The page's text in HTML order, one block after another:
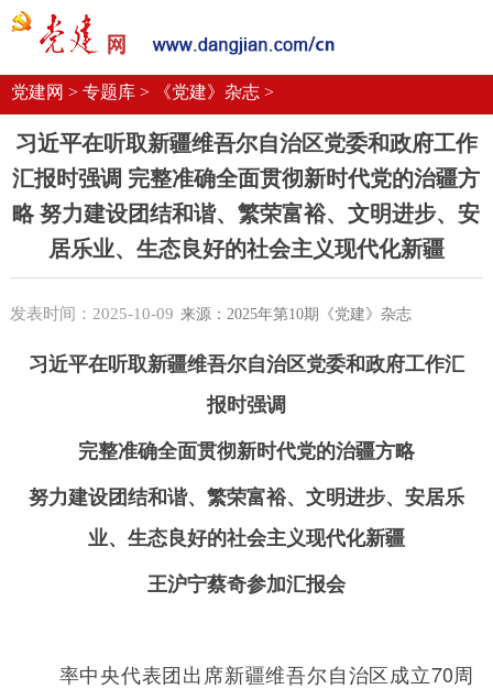
党建要闻
机关党建
校园党建 企业党建
党建网 > 专题库 > 《党建》杂志 >
习近平在听取新疆维吾尔自治区党委和政府工作
汇报时强调 完整准确全面贯彻新时代党的治疆方
略 努力建设团结和谐、繁荣富裕、文明进步、安
居乐业、生态良好的社会主义现代化新疆
发表时间：2025-10-09 来源：2025年第10期《党建》杂志
习近平在听取新疆维吾尔自治区党委和政府工作汇
报时强调
完整准确全面贯彻新时代党的治疆方略
努力建设团结和谐、繁荣富裕、文明进步、安居乐
业、生态良好的社会主义现代化新疆
王沪宁蔡奇参加汇报会
率中央代表团出席新疆维吾尔自治区成立70周